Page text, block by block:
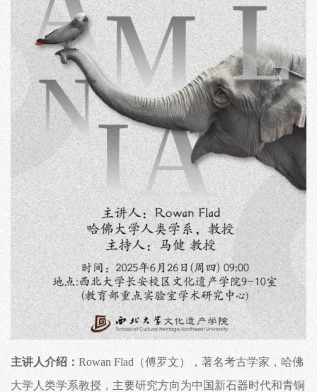
主讲人介绍： Rowan Flad（傅罗文），著名考古学家，哈佛
大学人类学系教授，主要研究方向为中国新石器时代和青铜